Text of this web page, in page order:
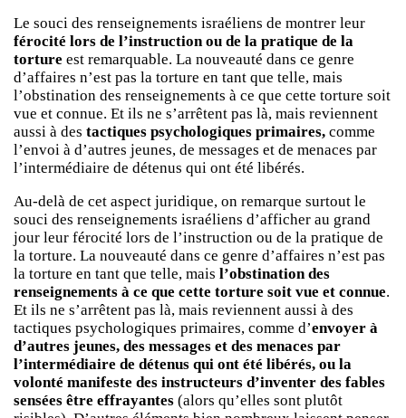
Le souci des renseignements israéliens de montrer leur
férocité lors de l’instruction ou de la pratique de la
torture est remarquable. La nouveauté dans ce genre
d’affaires n’est pas la torture en tant que telle, mais
l’obstination des renseignements à ce que cette torture soit
vue et connue. Et ils ne s’arrêtent pas là, mais reviennent
aussi à des tactiques psychologiques primaires, comme
l’envoi à d’autres jeunes, de messages et de menaces par
l’intermédiaire de détenus qui ont été libérés.
Au-delà de cet aspect juridique, on remarque surtout le
souci des renseignements israéliens d’afficher au grand
jour leur férocité lors de l’instruction ou de la pratique de
la torture. La nouveauté dans ce genre d’affaires n’est pas
la torture en tant que telle, mais l’obstination des
renseignements à ce que cette torture soit vue et connue.
Et ils ne s’arrêtent pas là, mais reviennent aussi à des
tactiques psychologiques primaires, comme d’envoyer à
d’autres jeunes, des messages et des menaces par
l’intermédiaire de détenus qui ont été libérés, ou la
volonté manifeste des instructeurs d’inventer des fables
sensées être effrayantes (alors qu’elles sont plutôt